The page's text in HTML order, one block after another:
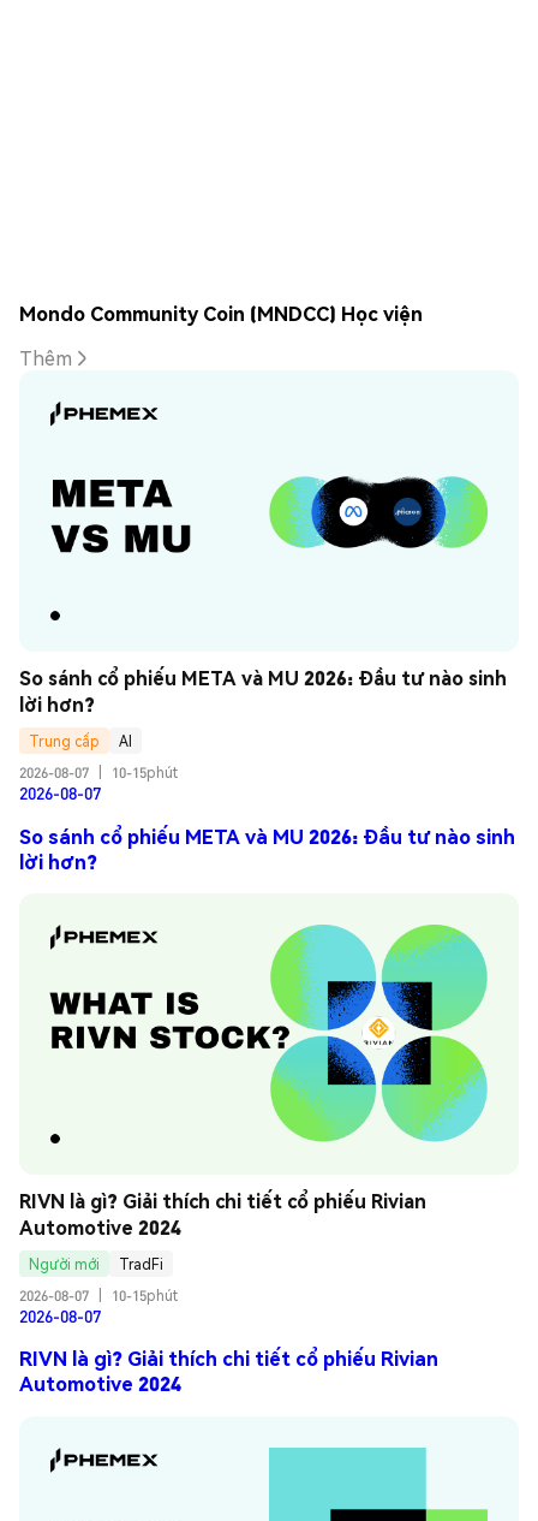
Mondo Community Coin (MNDCC) Học viện
Thêm
So sánh cổ phiếu META và MU 2026: Đầu tư nào sinh
lời hơn?
Trung cấp
AI
2026-08-07
10-15phút
2026-08-07
So sánh cổ phiếu META và MU 2026: Đầu tư nào sinh
lời hơn?
RIVN là gì? Giải thích chi tiết cổ phiếu Rivian
Automotive 2024
Người mới
TradFi
2026-08-07
10-15phút
2026-08-07
RIVN là gì? Giải thích chi tiết cổ phiếu Rivian
Automotive 2024